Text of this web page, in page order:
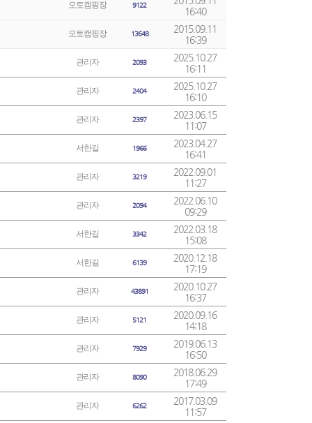
오토캠핑장 9122
16:40
오토캠핑장 13648
2015.09.11
16:39
관리자 2093
2025.10.27
16:11
관리자 2404
2025.10.27
16:10
관리자 2397
2023.06.15
11:07
서한길 1966
2023.04.27
16:41
관리자 3219
2022.09.01
11:27
관리자 2094
2022.06.10
09:29
서한길 3342
2022.03.18
15:08
서한길 6139
2020.12.18
17:19
관리자 43891
2020.10.27
16:37
관리자 5121
2020.09.16
14:18
관리자 7929
2019.06.13
16:50
관리자 8090
2018.06.29
17:49
관리자 6262
2017.03.09
11:57